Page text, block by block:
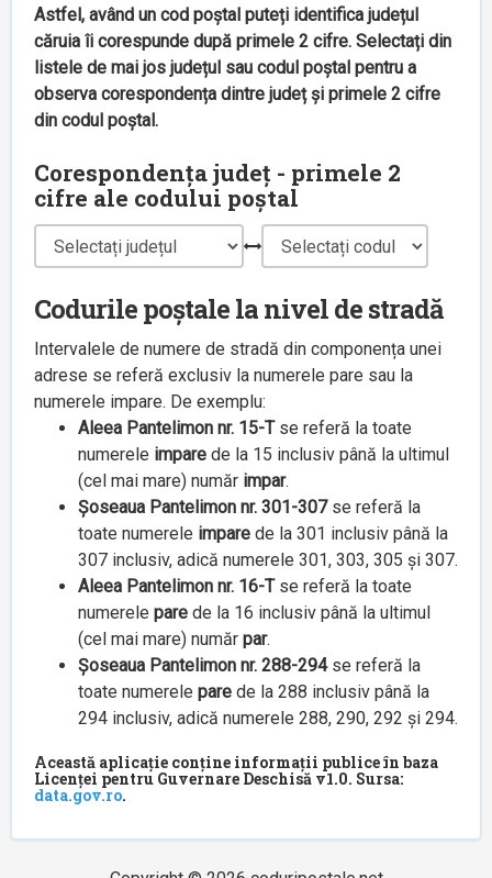
Astfel, având un cod poștal puteți identifica județul
căruia îi corespunde după primele 2 cifre. Selectați din
listele de mai jos județul sau codul poștal pentru a
observa corespondența dintre județ și primele 2 cifre
din codul poștal.
Corespondența județ - primele 2
cifre ale codului poștal
Codurile poștale la nivel de stradă
Intervalele de numere de stradă din componența unei
adrese se referă exclusiv la numerele pare sau la
numerele impare. De exemplu:
Aleea Pantelimon nr. 15-Tse referă la toate
numerele impare de la 15 inclusiv până la ultimul
(cel mai mare) număr impar.
Șoseaua Pantelimon nr. 301-307se referă la
toate numerele impare de la 301 inclusiv până la
307 inclusiv, adică numerele 301, 303, 305 și 307.
Aleea Pantelimon nr. 16-Tse referă la toate
numerele pare de la 16 inclusiv până la ultimul
(cel mai mare) număr par.
Șoseaua Pantelimon nr. 288-294se referă la
toate numerele pare de la 288 inclusiv până la
294 inclusiv, adică numerele 288, 290, 292 și 294.
Această aplicație conține informații publice în baza
Licenței pentru Guvernare Deschisă v1.0. Sursa:
data.gov.ro.